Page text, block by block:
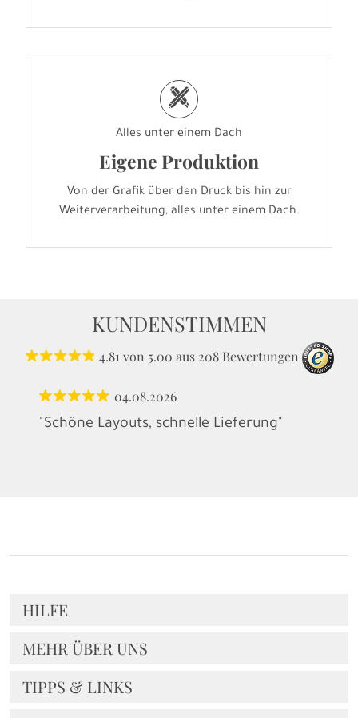
h
Alles unter einem Dach
Eigene Produktion
Von der Grafik über den Druck bis hin zur
Weiterverarbeitung, alles unter einem Dach.
KUNDENSTIMMEN
4.81von 5.00 aus 208 Bewertungen
04.08.2026
"Schöne Layouts, schnelle Lieferung"
HILFE
MEHR ÜBER UNS
TIPPS & LINKS